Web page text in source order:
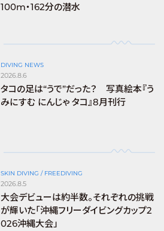
100m・162分の潜水
DIVING NEWS
2026.8.6
タコの足は“うで”だった？ 写真絵本『う
みにすむ にんじゃ タコ』8月刊行
SKIN DIVING / FREEDIVING
2026.8.5
大会デビューは約半数。それぞれの挑戦
が輝いた「沖縄フリーダイビングカップ2
026沖縄大会」